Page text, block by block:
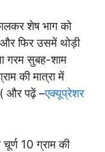
शेष भाग को
फिर उसमें थोड़ी
गरम सुबह-शाम
की मात्रा में
और पढ़ें –एक्यूप्रेशर
10 ग्राम की